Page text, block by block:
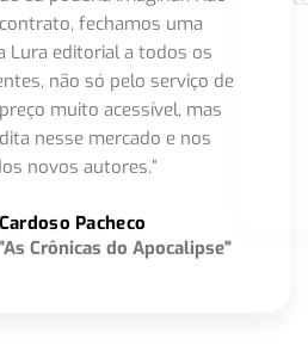
fechamos uma
Lura editorial a todos os
não só pelo serviço de
muito acessível, mas
nesse mercado e nos
novos autores.”
Pacheco
Crônicas do Apocalipse"